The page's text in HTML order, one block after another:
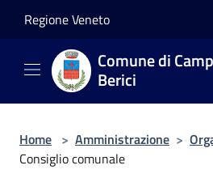
Regione Veneto
Comune di
Berici
Home > Amministrazione >
Consiglio comunale